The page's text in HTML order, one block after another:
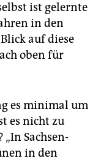
ist gelernte
in den
auf diese
oben für
es minimal um
es nicht zu
Sachsen-
in den